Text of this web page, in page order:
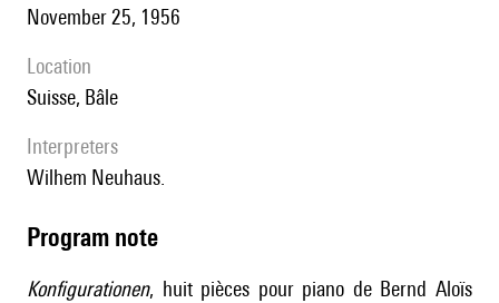
November 25, 1956
location
Suisse, Bâle
interpreters
Wilhem Neuhaus.
Program note
Konfigurationen, huit pièces pour piano de Bernd Aloïs